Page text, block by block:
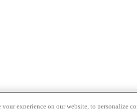
your experience on our website, to personalize